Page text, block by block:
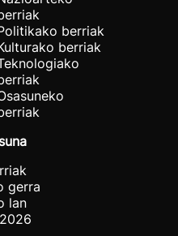
berriak
berriak
gerra
lan